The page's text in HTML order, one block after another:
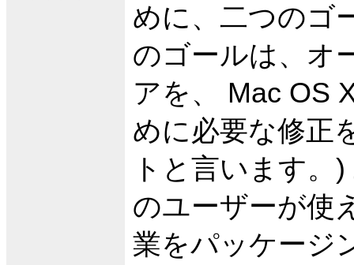
めに、二つのゴ
のゴールは、オ
アを、 Mac OS
めに必要な修正
トと言います。
のユーザーが使
業をパッケージ